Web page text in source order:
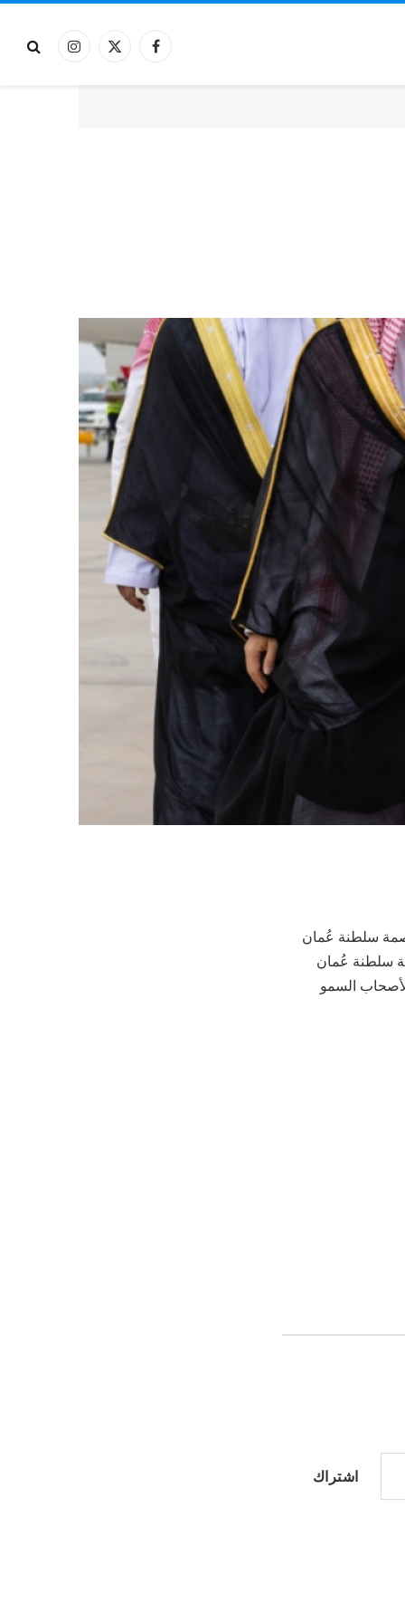
فيسبوكX
الانستغرام
سلطنة عُمان
سلطنة عُمان
السمو
اشتراك